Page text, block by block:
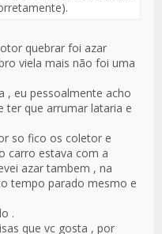
quebrar foi azar
viela mais não foi uma
, eu pessoalmente acho
que arrumar lataria e
so fico os coletor e
carro estava com a
azar tambem , na
tempo parado mesmo e
.
que vc gosta , por